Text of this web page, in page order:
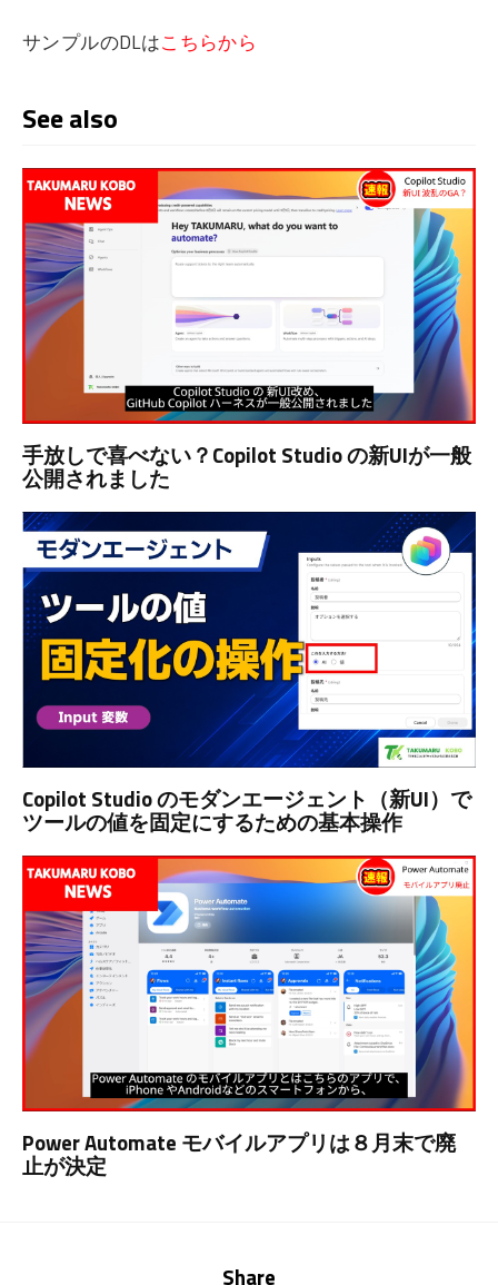
サンプルのDLはこちらから
See also
手放しで喜べない？Copilot Studio の新UIが一般
公開されました
Copilot Studio のモダンエージェント（新UI）で
ツールの値を固定にするための基本操作
Power Automate モバイルアプリは８月末で廃
止が決定
Share